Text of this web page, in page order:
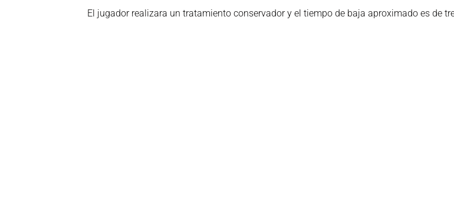
El jugador realizara un tratamiento conservador y el tiempo de baja aproximado es de